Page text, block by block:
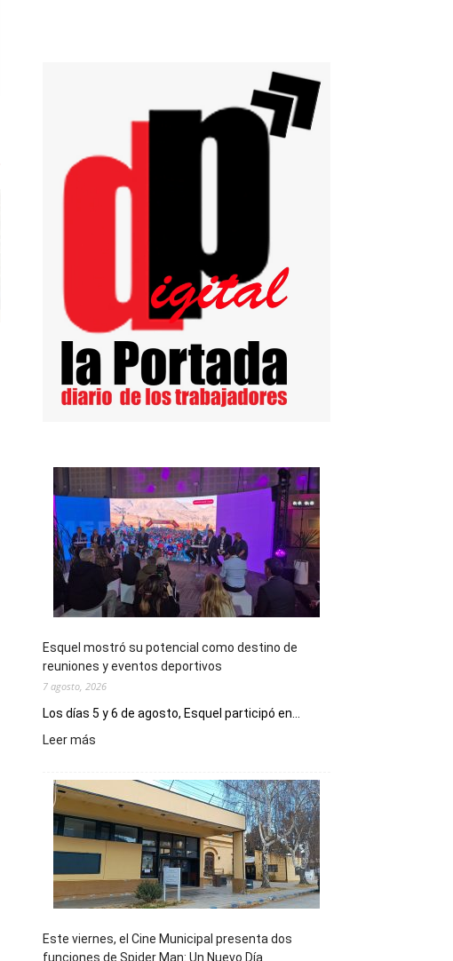
Esquel mostró su potencial como destino de
reuniones y eventos deportivos
7 agosto, 2026
Los días 5 y 6 de agosto, Esquel participó en...
Leer más
su
potencial
como
destino
de
reuniones
y
deportivos
Este viernes, el Cine Municipal presenta dos
funciones de Spider Man: Un Nuevo Día